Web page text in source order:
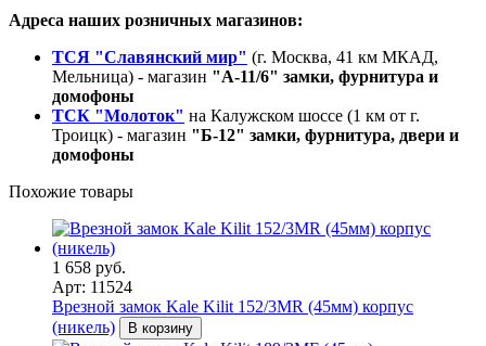
Адреса наших розничных магазинов:
ТСЯ "Славянский мир" (г. Москва, 41 км МКАД,
Мельница) - магазин "А-11/6" замки, фурнитура и
домофоны
ТСК "Молоток" на Калужском шоссе (1 км от г.
Троицк) - магазин "Б-12" замки, фурнитура, двери и
домофоны
Похожие товары
1 658 руб.
Арт: 11524
Врезной замок Kale Kilit 152/3MR (45мм) корпус
(никель)
В корзину